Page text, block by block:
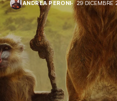
ANDREA PERONI 29 DICEMBRE